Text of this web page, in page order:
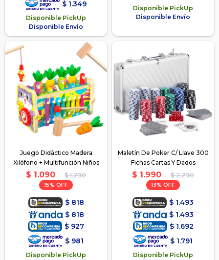
$ 1.349
Disponible PickUp
Disponible Envío
Disponible PickUp
Disponible Envío
Juego Didáctico Madera
Xilófono + Multifunción Niños
$ 1.090 $ 1.290
15
$ 818
$ 818
$ 927
$ 981
Disponible PickUp
Maletín De Poker C/ Llave 300
Fichas Cartas Y Dados
$ 1.990 $ 2.290
13
$ 1.493
$ 1.493
$ 1.692
$ 1.791
Disponible PickUp